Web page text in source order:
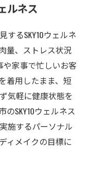
ルネス
るSKY10ウェルネ
量、ストレス状況
や家事で忙しいお客
着用したまま、短
気軽に健康状態を
SKY10ウェルネス
施するパーソナル
ィメイクの目標に